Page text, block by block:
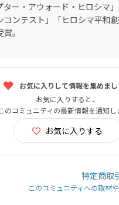
ター・アウォード・ヒロシマ
コンテスト」「ヒロシマ平和
。
お気に入りして情報を集めまし
お気に入りすると、
のコミュニティの最新情報を通知し
お気に入りする
特定商取
このコミュニティへの取材